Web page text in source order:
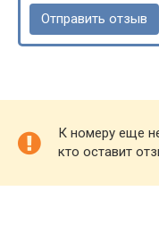
К номеру еще
кто оставит